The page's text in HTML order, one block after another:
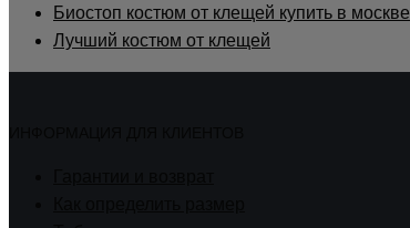
Биостоп костюм от клещей купить в москве
Лучший костюм от клещей